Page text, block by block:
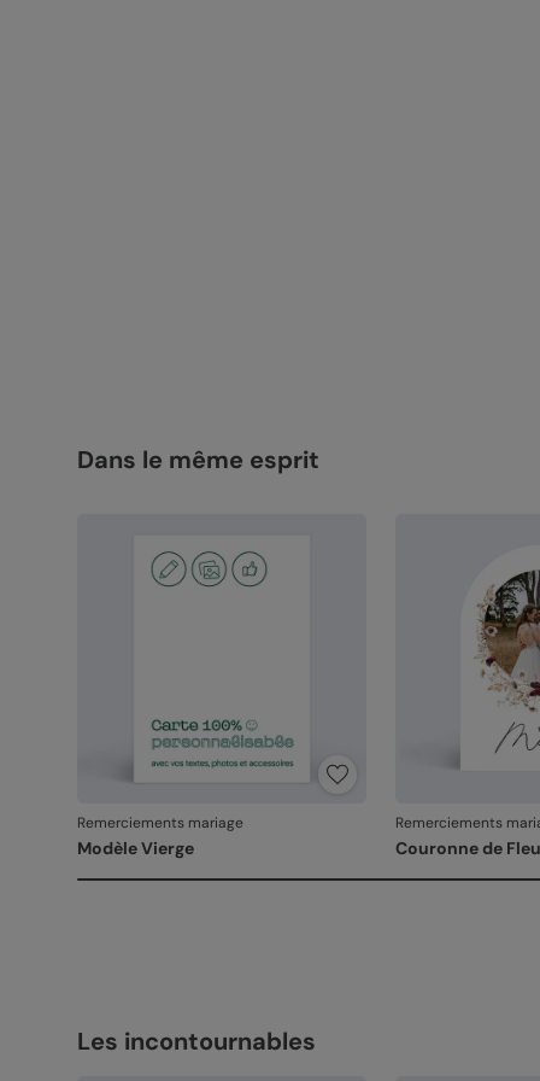
Dans le même esprit
Remerciements mariage
Modèle Vierge
Remerciements
Couronne de
Les incontournables